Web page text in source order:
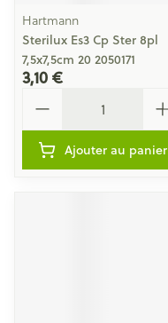
Hartmann
Sterilux Es3 Cp Ster 8pl
7,5x7,5cm 20 2050171
3,10 €
Ajouter au panier